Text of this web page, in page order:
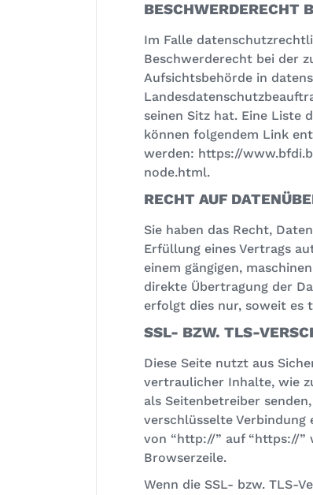
BESCHWERDERECHT
Im Falle
Beschwerderecht bei der
Aufsichtsbehörde in
seinen Sitz hat. Eine Liste
können folgendem Link
werden: https://
node.html.
RECHT AUF
Sie haben das Recht,
Erfüllung eines Vertrags
einem gängigen,
direkte Übertragung der
erfolgt dies nur, soweit es
SSL- BZW. TLS-
Diese Seite nutzt aus
vertraulicher Inhalte, wie
als Seitenbetreiber
verschlüsselte Verbindung
von “http://” auf “https://”
Browserzeile.
Wenn die SSL- bzw. TLS-